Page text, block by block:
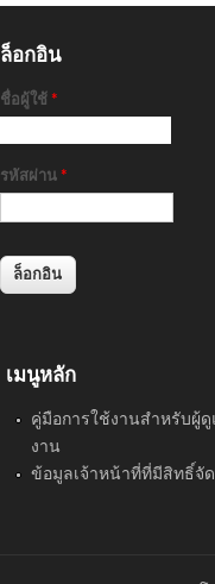
ล็อกอิน
ชื่อผู้ใช้ *
รหัสผ่าน *
เมนูหลัก
คู่มือการใช้งานสำหรับผู้
งาน
ข้อมูลเจ้าหน้าที่ที่มีสิทธิ์จั